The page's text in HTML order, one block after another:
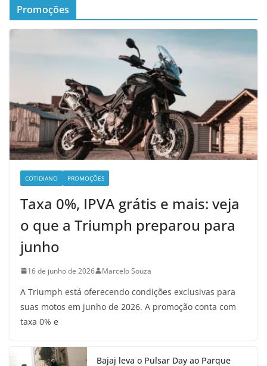
Promoções
COTIDIANO PROMOÇÕES
Taxa 0%, IPVA grátis e mais: veja
o que a Triumph preparou para
junho
16 de junho de 2026 Marcelo Souza
A Triumph está oferecendo condições exclusivas para
suas motos em junho de 2026. A promoção conta com
taxa 0% e
Bajaj leva o Pulsar Day ao Parque